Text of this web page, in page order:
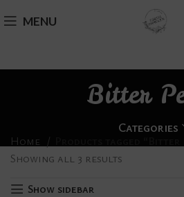
MENU
Bitter
Categories
Home
Showing all 3 results
Show sidebar